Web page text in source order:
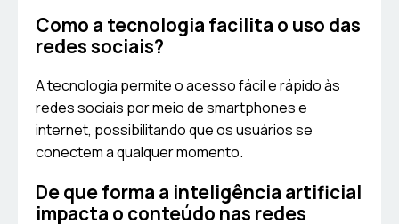
Como a tecnologia facilita o uso das
redes sociais?
A tecnologia permite o acesso fácil e rápido às
redes sociais por meio de smartphones e
internet, possibilitando que os usuários se
conectem a qualquer momento.
De que forma a inteligência artificial
impacta o conteúdo nas redes